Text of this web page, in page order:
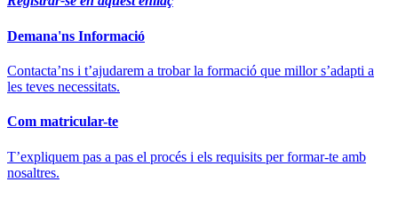
Demana'ns Informació
Contacta’ns i t’ajudarem a trobar la formació que millor s’adapti a
les teves necessitats.
Com matricular-te
T’expliquem pas a pas el procés i els requisits per formar-te amb
nosaltres.